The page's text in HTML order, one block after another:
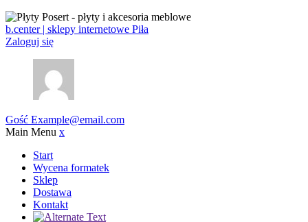
b.center | sklepy internetowe Piła
Zaloguj się
Gość Example@email.com
Main Menu x
Start
Wycena formatek
Sklep
Dostawa
Kontakt